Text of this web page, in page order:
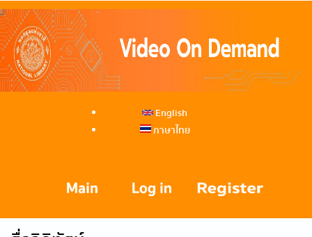
English
ภาษาไทย